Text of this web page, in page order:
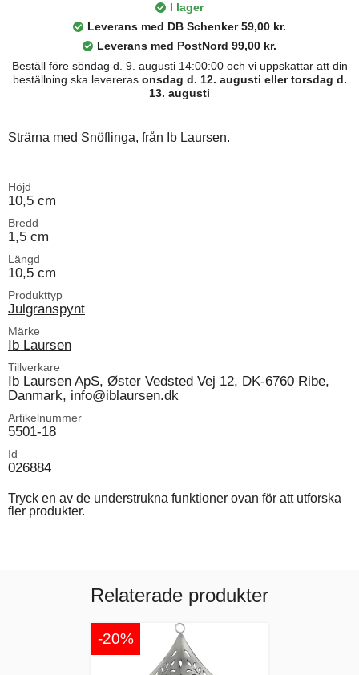
I lager
Leverans med DB Schenker 59,00 kr.
Leverans med PostNord 99,00 kr.
Beställ före söndag d. 9. augusti 14:00:00 och vi uppskattar att din
beställning ska levereras onsdag d. 12. augusti eller torsdag d.
13. augusti
Strärna med Snöflinga, från Ib Laursen.
Höjd
10,5 cm
Bredd
1,5 cm
Längd
10,5 cm
Produkttyp
Julgranspynt
Märke
Ib Laursen
Tillverkare
Ib Laursen ApS, Øster Vedsted Vej 12, DK-6760 Ribe,
Danmark, info@iblaursen.dk
Artikelnummer
5501-18
Id
026884
Tryck en av de understrukna funktioner ovan för att utforska
fler produkter.
Relaterade produkter
-20%